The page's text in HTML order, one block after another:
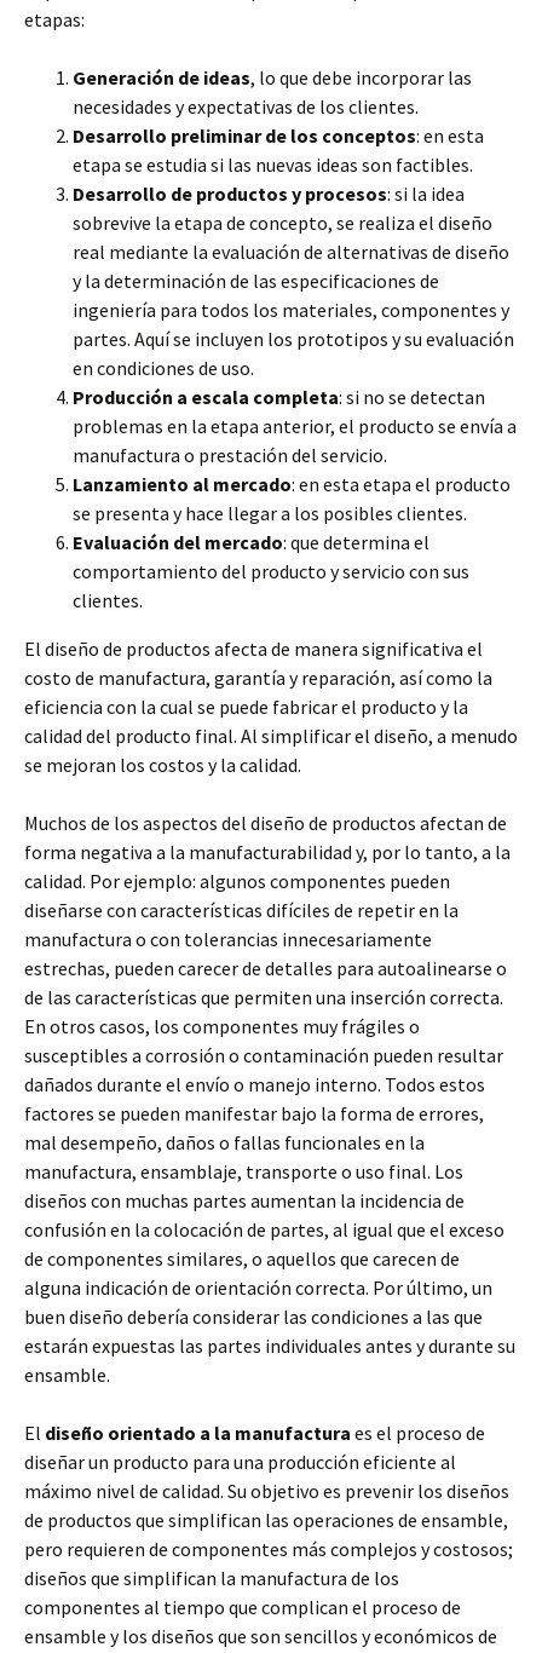
etapas:
Generación de ideas, lo que debe incorporar las
necesidades y expectativas de los clientes.
Desarrollo preliminar de los conceptos: en esta
etapa se estudia si las nuevas ideas son factibles.
Desarrollo de productos y procesos: si la idea
sobrevive la etapa de concepto, se realiza el diseño
real mediante la evaluación de alternativas de diseño
y la determinación de las especificaciones de
ingeniería para todos los materiales, componentes y
partes. Aquí se incluyen los prototipos y su evaluación
en condiciones de uso.
Producción a escala completa: si no se detectan
problemas en la etapa anterior, el producto se envía a
manufactura o prestación del servicio.
Lanzamiento al mercado: en esta etapa el producto
se presenta y hace llegar a los posibles clientes.
Evaluación del mercado: que determina el
comportamiento del producto y servicio con sus
clientes.
El diseño de productos afecta de manera significativa el
costo de manufactura, garantía y reparación, así como la
eficiencia con la cual se puede fabricar el producto y la
calidad del producto final. Al simplificar el diseño, a menudo
se mejoran los costos y la calidad.
Muchos de los aspectos del diseño de productos afectan de
forma negativa a la manufacturabilidad y, por lo tanto, a la
calidad. Por ejemplo: algunos componentes pueden
diseñarse con características difíciles de repetir en la
manufactura o con tolerancias innecesariamente
estrechas, pueden carecer de detalles para autoalinearse o
de las características que permiten una inserción correcta.
En otros casos, los componentes muy frágiles o
susceptibles a corrosión o contaminación pueden resultar
dañados durante el envío o manejo interno. Todos estos
factores se pueden manifestar bajo la forma de errores,
mal desempeño, daños o fallas funcionales en la
manufactura, ensamblaje, transporte o uso final. Los
diseños con muchas partes aumentan la incidencia de
confusión en la colocación de partes, al igual que el exceso
de componentes similares, o aquellos que carecen de
alguna indicación de orientación correcta. Por último, un
buen diseño debería considerar las condiciones a las que
estarán expuestas las partes individuales antes y durante su
ensamble.
El diseño orientado a la manufactura es el proceso de
diseñar un producto para una producción eficiente al
máximo nivel de calidad. Su objetivo es prevenir los diseños
de productos que simplifican las operaciones de ensamble,
pero requieren de componentes más complejos y costosos;
diseños que simplifican la manufactura de los
componentes al tiempo que complican el proceso de
ensamble y los diseños que son sencillos y económicos de